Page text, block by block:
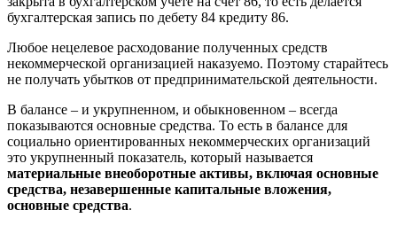
бухгалтерская запись по дебету 84 кредиту 86.
Любое нецелевое расходование полученных средств
некоммерческой организацией наказуемо. Поэтому старайтесь
не получать убытков от предпринимательской деятельности.
В балансе – и укрупненном, и обыкновенном – всегда
показываются основные средства. То есть в балансе для
социально ориентированных некоммерческих организаций
это укрупненный показатель, который называется
материальные внеоборотные активы, включая основные
средства, незавершенные капитальные вложения,
основные средства.